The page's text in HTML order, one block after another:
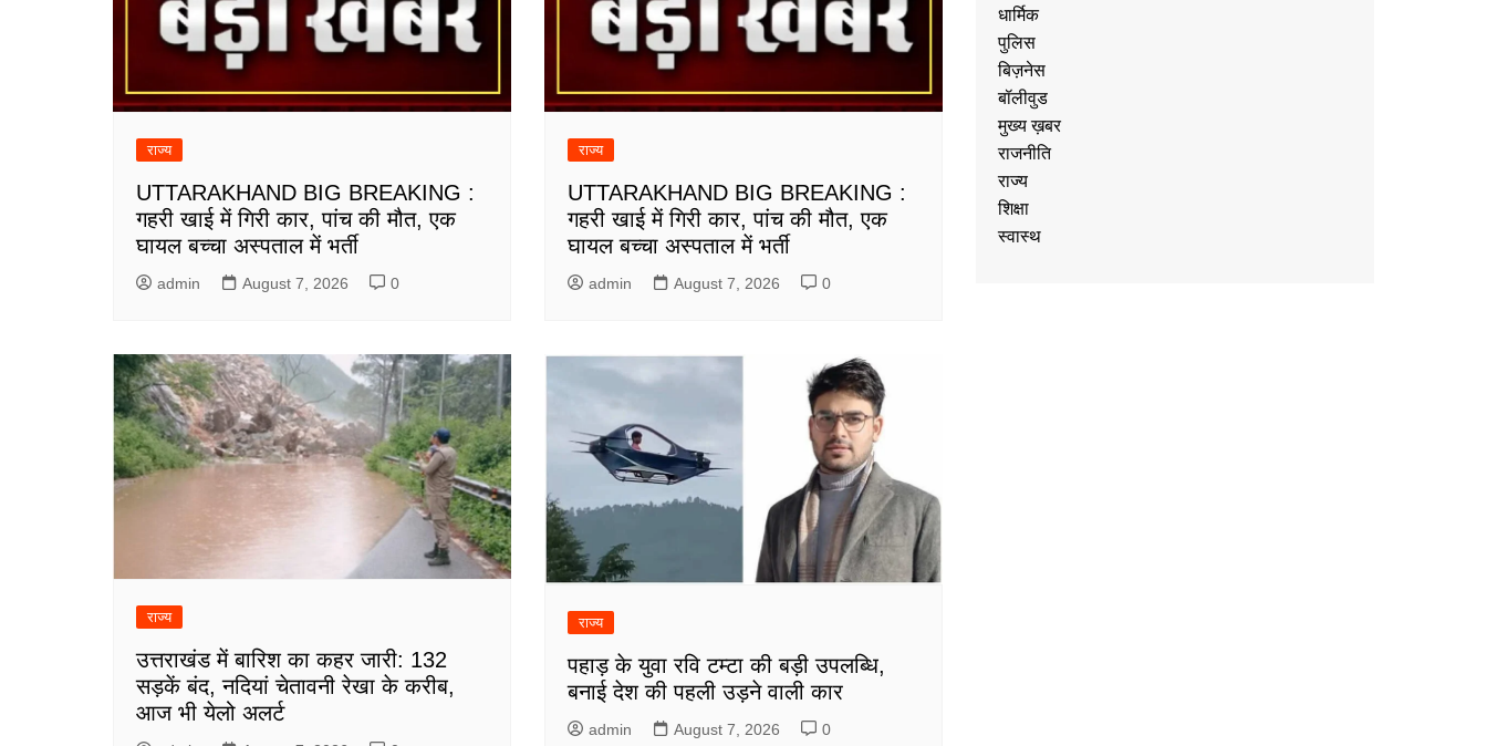
राज्य
UTTARAKHAND BIG BREAKING :
गहरी खाई में गिरी कार, पांच की मौत, एक
घायल बच्चा अस्पताल में भर्ती
admin August 7, 2026 0
राज्य
UTTARAKHAND BIG BREAKING :
गहरी खाई में गिरी कार, पांच की मौत, एक
घायल बच्चा अस्पताल में भर्ती
admin August 7, 2026 0
राज्य
उत्तराखंड में बारिश का कहर जारी: 132
सड़कें बंद, नदियां चेतावनी रेखा के करीब,
आज भी येलो अलर्ट
राज्य
पहाड़ के युवा रवि टम्टा की बड़ी उपलब्धि,
बनाई देश की पहली उड़ने वाली कार
admin August 7, 2026 0
धार्मिक
पुलिस
बिज़नेस
बॉलीवुड
मुख्य ख़बर
राजनीति
राज्य
शिक्षा
स्वास्थ